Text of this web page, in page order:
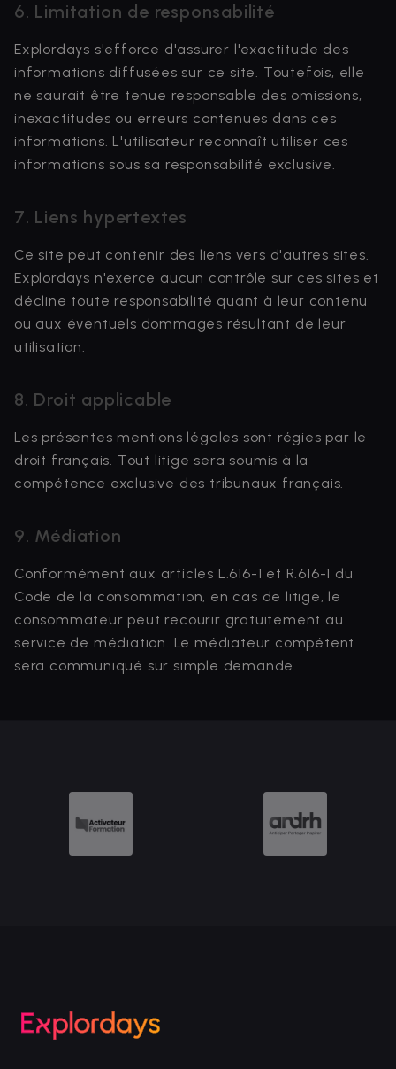
6. Limitation de responsabilité
Explordays s'efforce d'assurer l'exactitude des
informations diffusées sur ce site. Toutefois, elle
ne saurait être tenue responsable des omissions,
inexactitudes ou erreurs contenues dans ces
informations. L'utilisateur reconnaît utiliser ces
informations sous sa responsabilité exclusive.
7. Liens hypertextes
Ce site peut contenir des liens vers d'autres sites.
Explordays n'exerce aucun contrôle sur ces sites et
décline toute responsabilité quant à leur contenu
ou aux éventuels dommages résultant de leur
utilisation.
8. Droit applicable
Les présentes mentions légales sont régies par le
droit français. Tout litige sera soumis à la
compétence exclusive des tribunaux français.
9. Médiation
Conformément aux articles L.616-1 et R.616-1 du
Code de la consommation, en cas de litige, le
consommateur peut recourir gratuitement au
service de médiation. Le médiateur compétent
sera communiqué sur simple demande.